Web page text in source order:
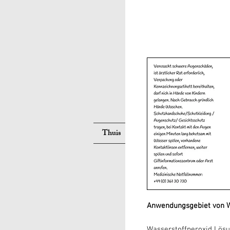
Thuis Neue Seite Neue Seite
Anwendungsgebiet von